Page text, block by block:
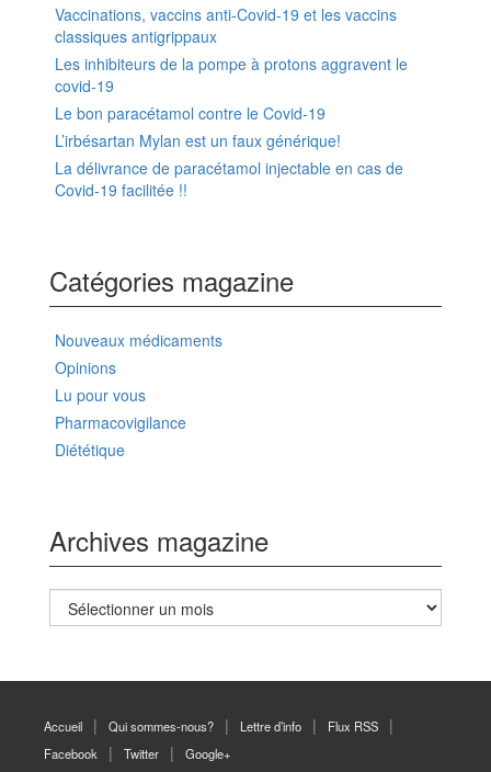
Vaccinations, vaccins anti-Covid-19 et les vaccins
classiques antigrippaux
Les inhibiteurs de la pompe à protons aggravent le
covid-19
Le bon paracétamol contre le Covid-19
L’irbésartan Mylan est un faux générique!
La délivrance de paracétamol injectable en cas de
Covid-19 facilitée !!
Catégories magazine
Nouveaux médicaments
Opinions
Lu pour vous
Pharmacovigilance
Diététique
Archives magazine
Archives
magazine
Accueil Qui sommes-nous? Lettre d’info
Flux RSS
Facebook
Twitter Google+